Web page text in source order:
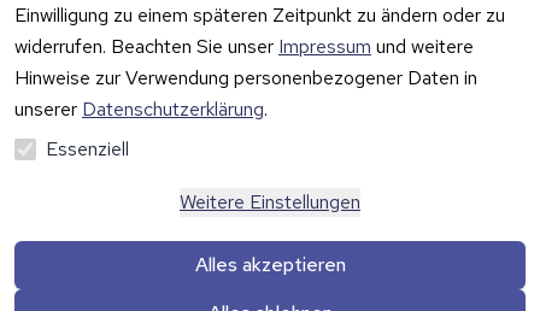
Einwilligung zu einem späteren Zeitpunkt zu ändern oder zu
widerrufen. Beachten Sie unser Impressum und weitere
Hinweise zur Verwendung personenbezogener Daten in
unserer Datenschutzerklärung.
Essenziell
Weitere Einstellungen
Alles akzeptieren
Retoureninfo
Vertrag
widerrufen
Email:
info@prilux-
aus eigenen
Lagerbestan
d
Versandpaus
chale 5,95